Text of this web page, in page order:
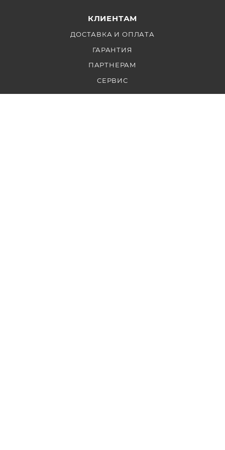
КЛИЕНТАМ
ДОСТАВКА И ОПЛАТА
ГАРАНТИЯ
ПАРТНЕРАМ
СЕРВИС